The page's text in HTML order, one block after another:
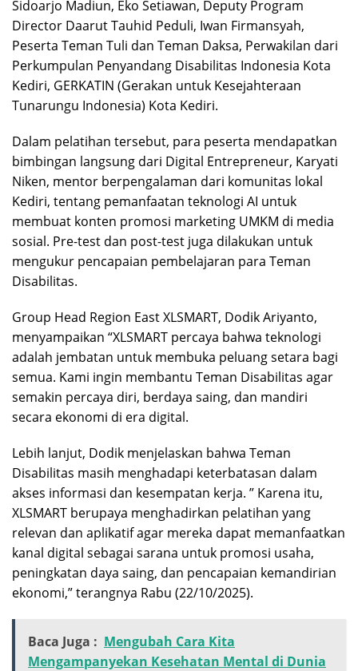
Sidoarjo Madiun, Eko Setiawan, Deputy Program
Director Daarut Tauhid Peduli, Iwan Firmansyah,
Peserta Teman Tuli dan Teman Daksa, Perwakilan dari
Perkumpulan Penyandang Disabilitas Indonesia Kota
Kediri, GERKATIN (Gerakan untuk Kesejahteraan
Tunarungu Indonesia) Kota Kediri.
Dalam pelatihan tersebut, para peserta mendapatkan
bimbingan langsung dari Digital Entrepreneur, Karyati
Niken, mentor berpengalaman dari komunitas lokal
Kediri, tentang pemanfaatan teknologi AI untuk
membuat konten promosi marketing UMKM di media
sosial. Pre-test dan post-test juga dilakukan untuk
mengukur pencapaian pembelajaran para Teman
Disabilitas.
Group Head Region East XLSMART, Dodik Ariyanto,
menyampaikan “XLSMART percaya bahwa teknologi
adalah jembatan untuk membuka peluang setara bagi
semua. Kami ingin membantu Teman Disabilitas agar
semakin percaya diri, berdaya saing, dan mandiri
secara ekonomi di era digital.
Lebih lanjut, Dodik menjelaskan bahwa Teman
Disabilitas masih menghadapi keterbatasan dalam
akses informasi dan kesempatan kerja. ” Karena itu,
XLSMART berupaya menghadirkan pelatihan yang
relevan dan aplikatif agar mereka dapat memanfaatkan
kanal digital sebagai sarana untuk promosi usaha,
peningkatan daya saing, dan pencapaian kemandirian
ekonomi,” terangnya Rabu (22/10/2025).
Baca Juga : Mengubah Cara Kita
Mengampanyekan Kesehatan Mental di Dunia